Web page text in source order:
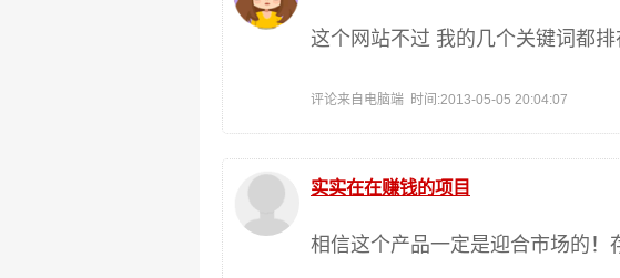
这个网站不过 我的几个关键词都
评论来自电脑端 时间:2013-05-05 20:04:07
实实在在赚钱的项目
相信这个产品一定是迎合市场的！